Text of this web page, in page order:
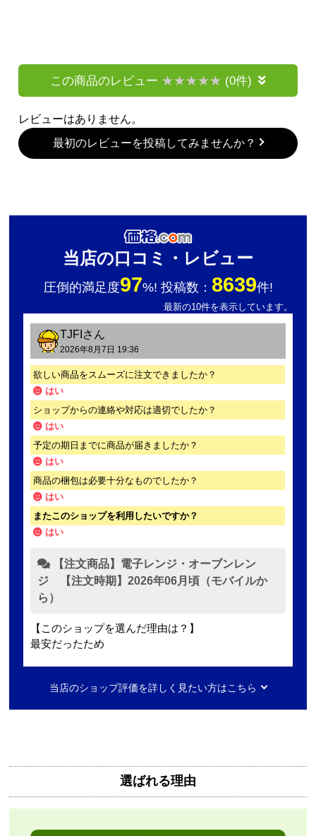
この商品のレビュー (0件)
レビューはありません。
最初のレビューを投稿してみませんか？
当店の口コミ・レビュー
圧倒的満足度97%! 投稿数： 8639件!
最新の10件を表示しています。
TJFI さん
2026年8月7日 19:36
欲しい商品をスムーズに注文できましたか？
はい
ショップからの連絡や対応は適切でしたか？
はい
予定の期日までに商品が届きましたか？
はい
商品の梱包は必要十分なものでしたか？
はい
またこのショップを利用したいですか？
はい
【注文商品】電子レンジ・オーブンレン
ジ 【注文時期】2026年06月頃（モバイルか
ら）
【このショップを選んだ理由は？】
最安だったため
2日ほど
さん
当店のショップ評価を詳しく見たい方はこちら
選ばれる理由